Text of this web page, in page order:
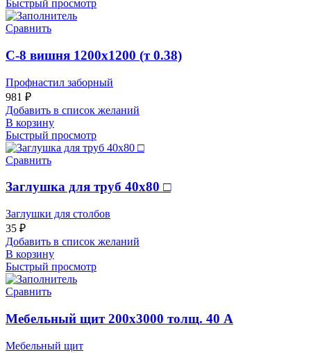
Быстрый просмотр
Сравнить
С-8 вишня 1200х1200 (т 0.38)
Профнастил заборный
981 ₽
Добавить в список желаний
В корзину
Быстрый просмотр
Сравнить
Заглушка для труб 40х80 □
Заглушки для столбов
35 ₽
Добавить в список желаний
В корзину
Быстрый просмотр
Сравнить
Мебельный щит 200х3000 толщ. 40 А
Мебельный щит